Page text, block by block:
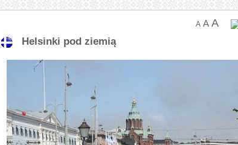
A A A
Helsinki pod ziemią